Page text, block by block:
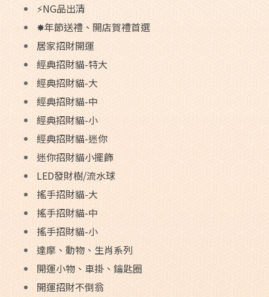
⚡NG品出清
✸年節送禮、開店賀禮首選
居家招財開運
經典招財貓-特大
經典招財貓-大
經典招財貓-中
經典招財貓-小
經典招財貓-迷你
迷你招財貓小擺飾
LED發財樹/流水球
搖手招財貓-大
搖手招財貓-中
搖手招財貓-小
達摩、動物、生肖系列
開運小物、車掛、鑰匙圈
開運招財不倒翁